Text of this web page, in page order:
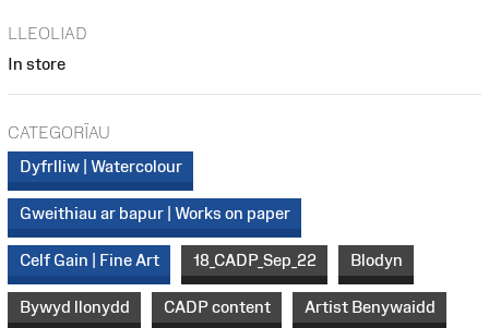
LLEOLIAD
In store
CATEGORÏAU
Dyfrlliw | Watercolour
Gweithiau ar bapur | Works on paper
Celf Gain | Fine Art 18_CADP_Sep_22 Blodyn
Bywyd llonydd CADP content Artist Benywaidd